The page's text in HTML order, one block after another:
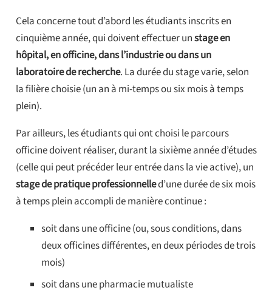
Cela concerne tout d’abord les étudiants inscrits en
cinquième année, qui doivent effectuer unstage en
hôpital, en officine, dans l’industrie ou dans un
laboratoire de recherche. La durée du stage varie, selon
la filière choisie (un an à mi-temps ou six mois à temps
plein).
Par ailleurs, les étudiants qui ont choisi le parcours
officine doivent réaliser, durant la sixième année d’études
(celle qui peut précéder leur entrée dans la vie active), un
stage de pratique professionnelled’une durée de six mois
à temps plein accompli de manière continue :
soit dans une officine (ou, sous conditions, dans
deux officines différentes, en deux périodes de trois
mois)
soit dans une pharmacie mutualiste